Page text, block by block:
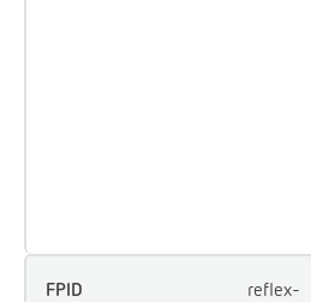
FPID
reflex-